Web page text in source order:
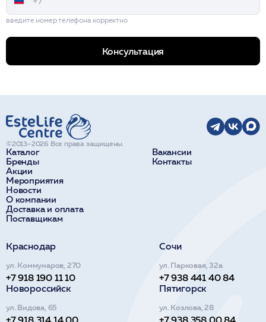
введите номер телефона корректно
Консультация
Каталог
Бренды
Акции
Мероприятия
Новости
О компании
Доставка и оплата
Поставщикам
Вакансии
Контакты
©2013–2026 Все права защищены.
Краснодар
ул. Коммунаров, 270
+7 918 190 11 10
Сочи
ул. Парковая, 32а
+7 938 441 40 84
Новороссийск
ул. Видова, 65
Пятигорск
ул. Козлова, 28